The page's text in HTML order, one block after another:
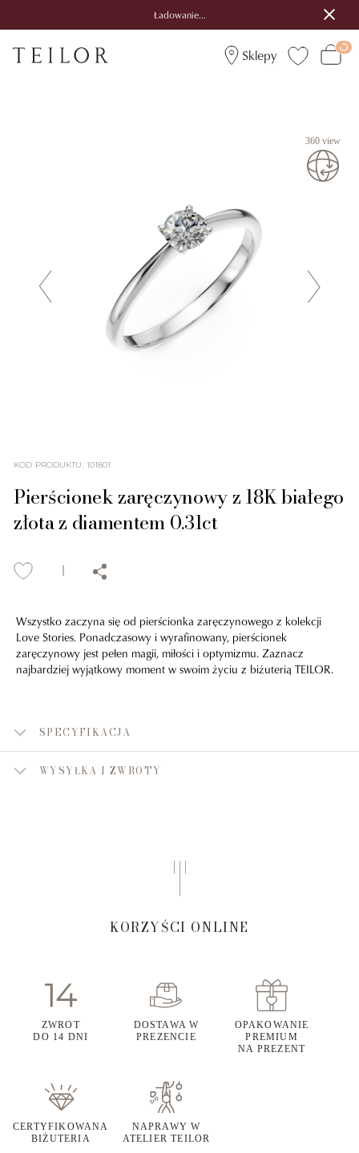
Ładowanie...
Sklepy
360 view
KOD PRODUKTU: 101801
Pierścionek zaręczynowy z 18K białego
złota z diamentem 0.31ct
Wszystko zaczyna się od pierścionka zaręczynowego z kolekcji
Love Stories. Ponadczasowy i wyrafinowany, pierścionek
zaręczynowy jest pełen magii, miłości i optymizmu. Zaznacz
najbardziej wyjątkowy moment w swoim życiu z biżuterią TEILOR.
SPECYFIKACJA
WYSYŁKA I ZWROTY
KORZYŚCI ONLINE
ZWROT
DO 14 DNI
DOSTAWA W
PREZENCIE
OPAKOWANIE
PREMIUM
NA PREZENT
CERTYFIKOWANA
BIŻUTERIA
NAPRAWY W
ATELIER TEILOR